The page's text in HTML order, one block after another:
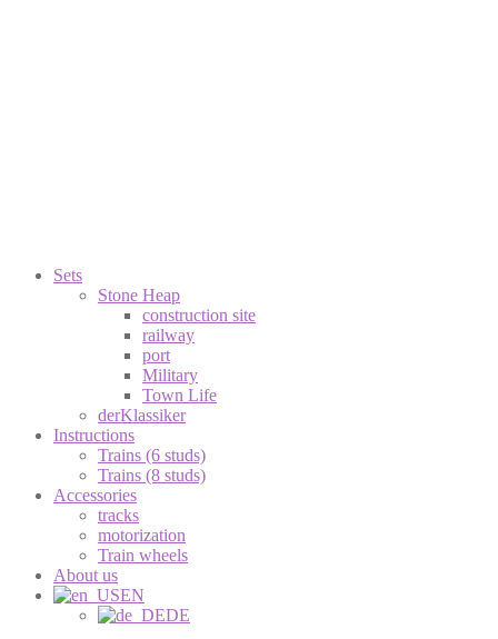
Sets
Stone Heap
construction site
railway
port
Military
Town Life
derKlassiker
Instructions
Trains (6 studs)
Trains (8 studs)
Accessories
tracks
motorization
Train wheels
About us
EN
DE